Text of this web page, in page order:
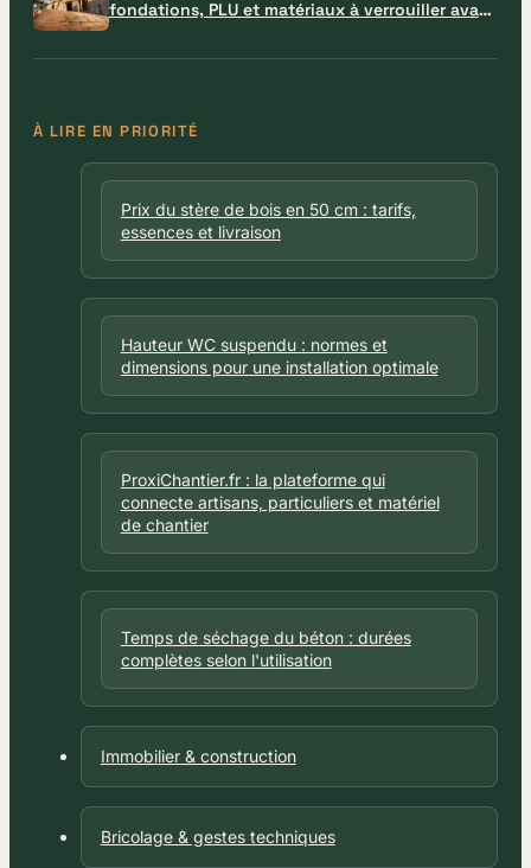
fondations, PLU et matériaux à verrouiller avant
le chantier
À LIRE EN PRIORITÉ
Prix du stère de bois en 50 cm : tarifs,
essences et livraison
Hauteur WC suspendu : normes et
dimensions pour une installation optimale
ProxiChantier.fr : la plateforme qui
connecte artisans, particuliers et matériel
de chantier
Temps de séchage du béton : durées
complètes selon l'utilisation
Immobilier & construction
Bricolage & gestes techniques